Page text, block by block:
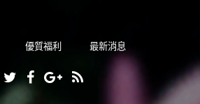
優質福利 最新消息